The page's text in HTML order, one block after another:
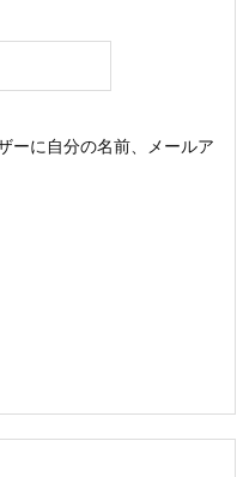
ーに自分の名前、メールア